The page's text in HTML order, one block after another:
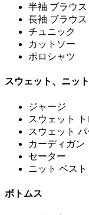
半袖 ブラウス
長袖 ブラウス
チュニック
カットソー
ポロシャツ
スウェット、ニット
ジャージ
スウェット
スウェット パ
カーディガン
セーター
ニット ベスト
ボトムス